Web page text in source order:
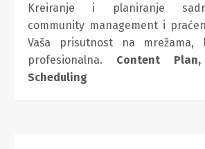
Kreiranje i planiranje
community management i
Vaša prisutnost na mrežama,
profesionalna. Content
Scheduling